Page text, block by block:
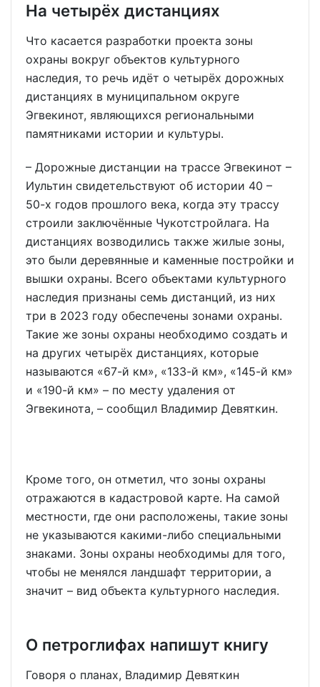
На четырёх дистанциях
Что касается разработки проекта зоны
охраны вокруг объектов культурного
наследия, то речь идёт о четырёх дорожных
дистанциях в муниципальном округе
Эгвекинот, являющихся региональными
памятниками истории и культуры.
– Дорожные дистанции на трассе Эгвекинот –
Иультин свидетельствуют об истории 40 –
50-х годов прошлого века, когда эту трассу
строили заключённые Чукотстройлага. На
дистанциях возводились также жилые зоны,
это были деревянные и каменные постройки и
вышки охраны. Всего объектами культурного
наследия признаны семь дистанций, из них
три в 2023 году обеспечены зонами охраны.
Такие же зоны охраны необходимо создать и
на других четырёх дистанциях, которые
называются «67-й км», «133-й км», «145-й км»
и «190-й км» – по месту удаления от
Эгвекинота, – сообщил Владимир Девяткин.
Кроме того, он отметил, что зоны охраны
отражаются в кадастровой карте. На самой
местности, где они расположены, такие зоны
не указываются какими-либо специальными
знаками. Зоны охраны необходимы для того,
чтобы не менялся ландшафт территории, а
значит – вид объекта культурного наследия.
О петроглифах напишут книгу
Говоря о планах, Владимир Девяткин